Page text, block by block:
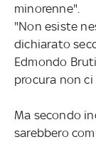
minorenne".
"Non esiste
dichiarato
Edmondo
procura non
Ma secondo
sarebbero